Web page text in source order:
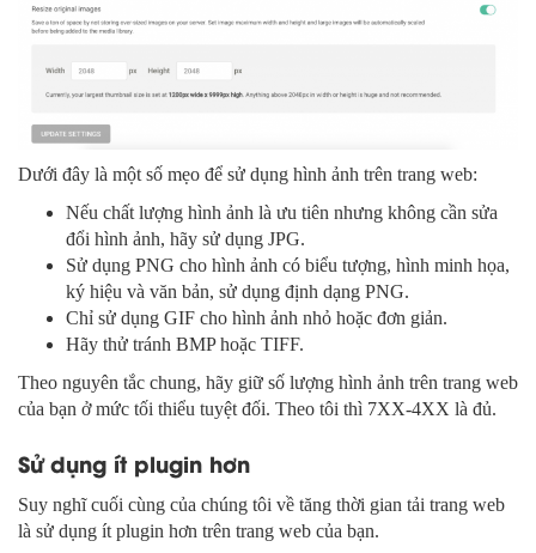
Dưới đây là một số mẹo để sử dụng hình ảnh trên trang web:
Nếu chất lượng hình ảnh là ưu tiên nhưng không cần sửa
đổi hình ảnh, hãy sử dụng JPG.
Sử dụng PNG cho hình ảnh có biểu tượng, hình minh họa,
ký hiệu và văn bản, sử dụng định dạng PNG.
Chỉ sử dụng GIF cho hình ảnh nhỏ hoặc đơn giản.
Hãy thử tránh BMP hoặc TIFF.
Theo nguyên tắc chung, hãy giữ số lượng hình ảnh trên trang web
của bạn ở mức tối thiểu tuyệt đối. Theo tôi thì 7XX-4XX là đủ.
Sử dụng ít plugin hơn
Suy nghĩ cuối cùng của chúng tôi về tăng thời gian tải trang web
là sử dụng ít plugin hơn trên trang web của bạn.